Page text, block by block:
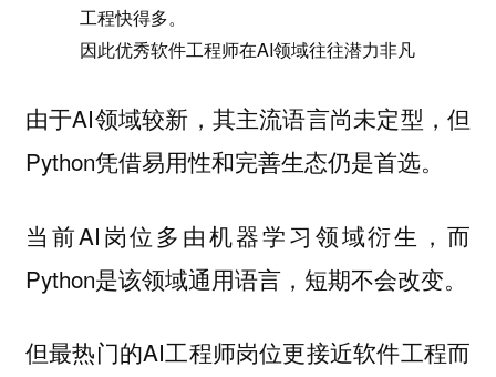
工程快得多。
因此优秀软件工程师在AI领域往往潜力非凡
由于AI领域较新，其主流语言尚未定型，但
Python凭借易用性和完善生态仍是首选。
当前AI岗位多由机器学习领域衍生，而
Python是该领域通用语言，短期不会改变。
但最热门的AI工程师岗位更接近软件工程而